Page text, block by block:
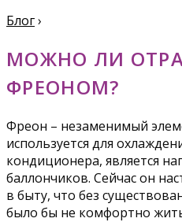
Блог›
МОЖНО ЛИ
ФРЕОНОМ?
Фреон – незаменимый
используется для
кондиционера, является
баллончиков. Сейчас он
в быту, что без
было бы не комфортно